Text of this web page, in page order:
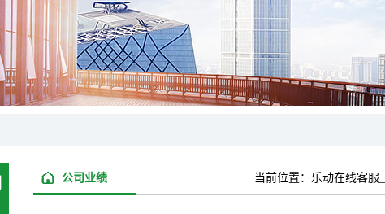
当前位置： 乐动在线客服
公司业绩